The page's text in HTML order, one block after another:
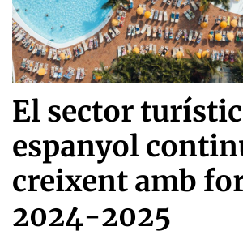
El sector turístic
espanyol
creixent amb
2024-2025